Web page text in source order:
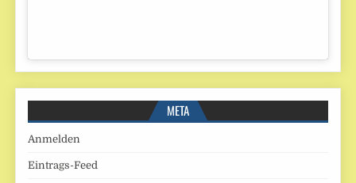
META
Anmelden
Eintrags-Feed